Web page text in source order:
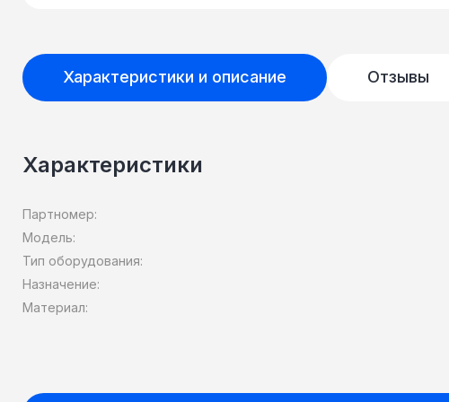
Характеристики и описание Отзывы
Характеристики
Партномер:
Модель:
Тип оборудования:
Назначение:
Материал: